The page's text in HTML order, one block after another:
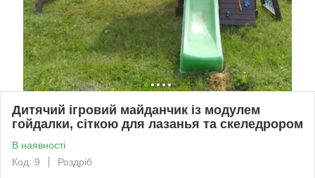
Дитячий ігровий майданчик із модулем
гойдалки, сіткою для лазанья та скеледрором
В наявності
Код: 9
Роздріб